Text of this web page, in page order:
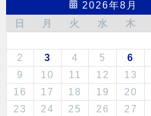
2026年8月
日
月 火 水 木
2
3 4 5 6
9
10 11 12 13
16
17 18 19 20
23
24 25 26 27